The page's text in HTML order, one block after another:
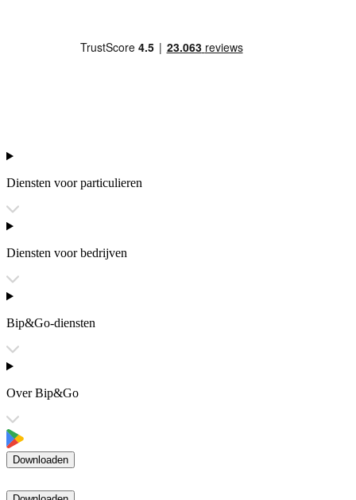
Diensten voor particulieren
Diensten voor bedrijven
Bip&Go-diensten
Over Bip&Go
Downloaden